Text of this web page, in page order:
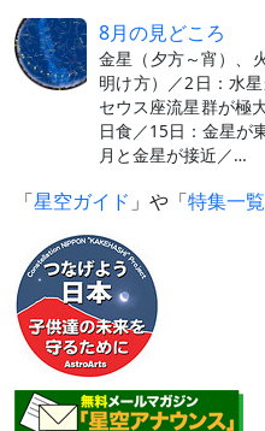
8月の見どころ
金星（夕方～宵）、
明け方）／2日：水
セウス座流星群が極
日食／15日：金星が
月と金星が接近／…
「星空ガイド 」や「特集一覧